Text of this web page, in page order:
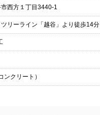
西方１丁目3440-1
リーライン「越谷」より徒歩14分
ンクリート）